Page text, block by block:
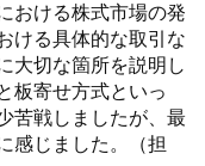
おける株式市場の発
ける具体的な取引な
大切な箇所を説明し
板寄せ方式といっ
苦戦しましたが、最
感じました。（担